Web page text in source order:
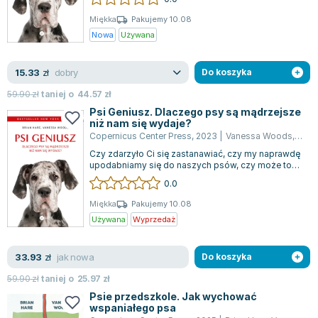
Książki o naukach politycznych dla studentów
Książki do nauk przyrodniczych dla studentów
Książki do nauk ścisłych dla studentów
Prawo - książki dla studentów
Technologia żywności - książki
Zarządzanie i marketing - książki
Nauka języków obcych - książki
Podręczniki dla nauczycieli - metodyka
Repetytoria, testy i materiały pomocnicze
Bolesław Prus
Clive Cussler
Józef Ignacy Kraszewski
Clive Staples Lewis
Martyna Wojciechowska
Melissa De la Cruz
Blanka Lipińska
Jaś Kapela
Agatha Christie
Witold Gadowski
Jan Pietrzak
Piotr Zychowicz
Joanna Jabłczyńska
Piotr Kościelny
Jan Piński
Miękka
Pakujemy 10.08
Nowa
Używana
15.33 zł dobry
59.90złtaniej o 44.57 zł
Do koszyka
Psi Geniusz. Dlaczego psy są mądrzejsze
niż nam się wydaje?
Copernicus Center Press, 2023 Vanessa Woods,
Czy zdarzyło Ci się zastanawiać, czy my naprawdę
upodabniamy się do naszych psów, czy może to
one kształtują nas? Kto tu kogo napr...
0.0
Miękka
Pakujemy 10.08
Używana
Wyprzedaż
33.93 zł jak nowa
59.90złtaniej o 25.97 zł
Do koszyka
Psie przedszkole. Jak wychować
wspaniałego psa